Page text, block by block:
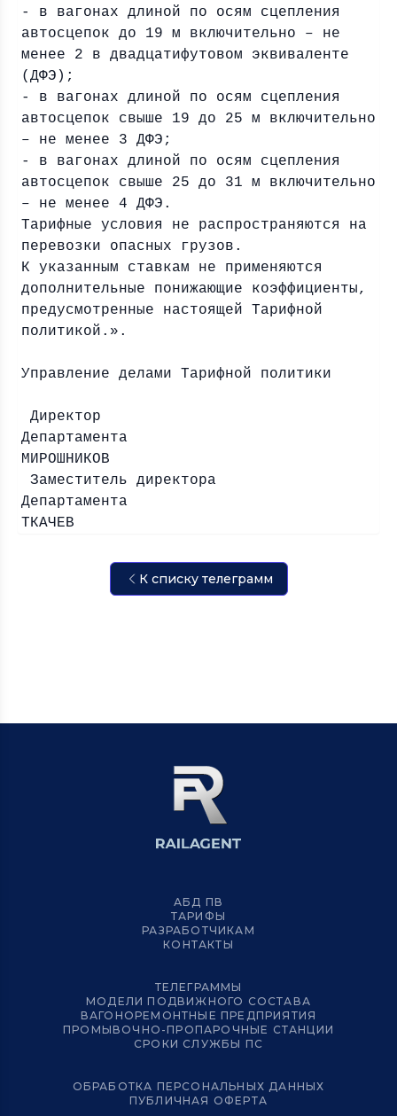
- в вагонах длиной по осям сцепления
автосцепок до 19 м включительно – не
менее 2 в двадцатифутовом эквиваленте
(ДФЭ);
- в вагонах длиной по осям сцепления
автосцепок свыше 19 до 25 м включительно
– не менее 3 ДФЭ;
- в вагонах длиной по осям сцепления
автосцепок свыше 25 до 31 м включительно
– не менее 4 ДФЭ.
Тарифные условия не распространяются на
перевозки опасных грузов.
К указанным ставкам не применяются
дополнительные понижающие коэффициенты,
предусмотренные настоящей Тарифной
политикой.».
Управление делами Тарифной политики
Директор
МИРОШНИКОВ
Заместитель директора
ТКАЧЕВ
К списку телеграмм
АБД ПВ
ТАРИФЫ
РАЗРАБОТЧИКАМ
КОНТАКТЫ
ТЕЛЕГРАММЫ
МОДЕЛИ ПОДВИЖНОГО СОСТАВА
ВАГОНОРЕМОНТНЫЕ ПРЕДПРИЯТИЯ
ПРОМЫВОЧНО-ПРОПАРОЧНЫЕ СТАНЦИИ
СРОКИ СЛУЖБЫ ПС
ОБРАБОТКА ПЕРСОНАЛЬНЫХ ДАННЫХ
ПУБЛИЧНАЯ ОФЕРТА